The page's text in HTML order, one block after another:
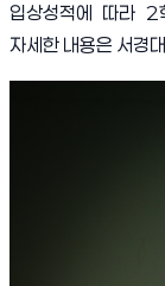
입상성적에 따라 2
자세한 내용은 서경